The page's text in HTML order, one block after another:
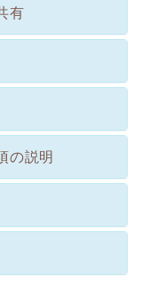
有
の説明